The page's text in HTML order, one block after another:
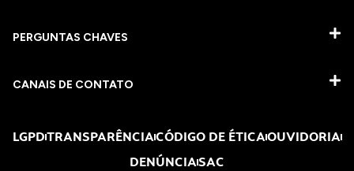
PERGUNTAS CHAVES​
CANAIS DE CONTATO
LGPDTRANSPARÊNCIACÓDIGO DE ÉTICAOUVIDORIA
DENÚNCIASAC